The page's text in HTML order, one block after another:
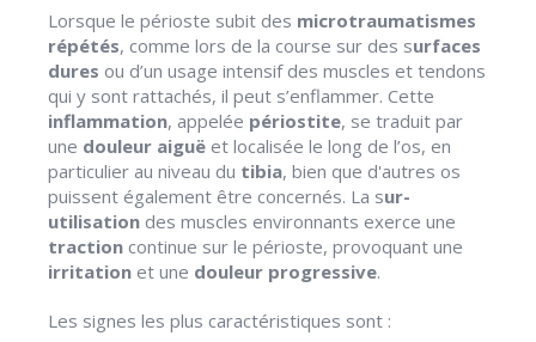
Lorsque le périoste subit des microtraumatismes
répétés, comme lors de la course sur des surfaces
dures ou d’un usage intensif des muscles et tendons
qui y sont rattachés, il peut s’enflammer. Cette
inflammation, appelée périostite, se traduit par
une douleur aiguë et localisée le long de l’os, en
particulier au niveau du tibia, bien que d'autres os
puissent également être concernés. La sur-
utilisation des muscles environnants exerce une
traction continue sur le périoste, provoquant une
irritation et une douleur progressive.
Les signes les plus caractéristiques sont :